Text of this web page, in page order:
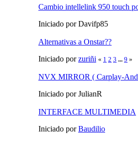
Cambio intellelink 950 touch
Iniciado por Davifp85
Alternativas a Onstar??
Iniciado porzuriñi « 1 2 3 ... 9 »
NVX MIRROR ( Carplay-
Iniciado por JulianR
INTERFACE MULTIMEDIA
Iniciado porBaudilio